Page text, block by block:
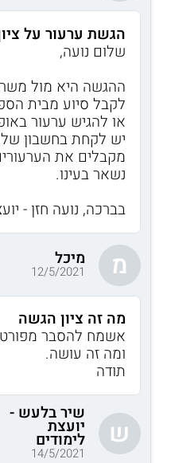
הגשת ערעור על
שלום נועה,
ההגשה היא מול
לקבל סיוע מבית
או להגיש ערעור
יש לקחת בחשבון
מקבלים את
נשאר בעינו.
בברכה, נועה חזן -
מ מיכל
12/5/2021
מה זה ציון הגשה
אשמח להסבר מפורט
ומה זה עושה.
תודה
ש
שיר בלעש -
יועצת
לימודים
14/5/2021